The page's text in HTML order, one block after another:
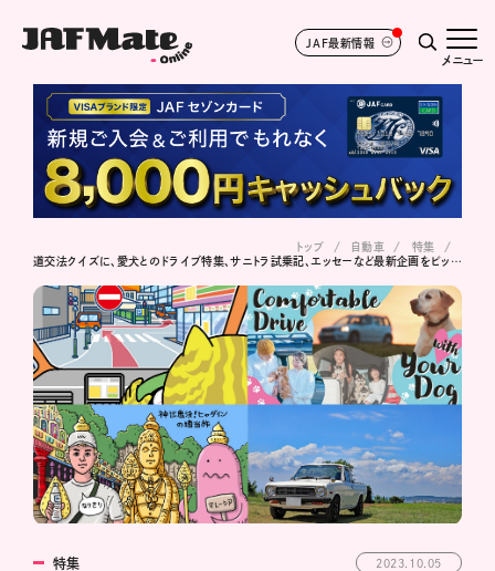
JAF最新情報
メニュー
トップ 自動車
特集
道交法クイズに、愛犬とのドライブ特集、サニトラ試乗記、エッセーなど最新企画をピックアップ！
特集 2023.10.05